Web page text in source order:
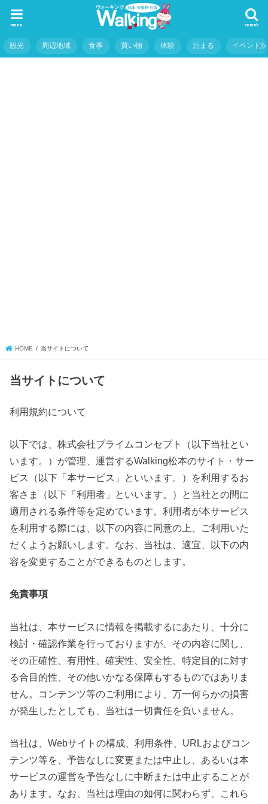
search
menu
観光 周辺地域 食事 買い物 体験 泊まる イベント
HOME 当サイトについて
当サイトについて
利用規約について
以下では、株式会社プライムコンセプト（以下当社とい
います。）が管理、運営するWalking松本のサイト・サー
ビス（以下「本サービス」といいます。）を利用するお
客さま（以下「利用者」といいます。）と当社との間に
適用される条件等を定めています。利用者が本サービス
を利用する際には、以下の内容に同意の上、ご利用いた
だくようお願いします。なお、当社は、適宜、以下の内
容を変更することができるものとします。
免責事項
当社は、本サービスに情報を掲載するにあたり、十分に
検討・確認作業を行っておりますが、その内容に関し、
その正確性、有用性、確実性、安全性、特定目的に対す
る合目的性、その他いかなる保障もするものではありま
せん。コンテンツ等のご利用により、万一何らかの損害
が発生したとしても、当社は一切責任を負いません。
当社は、Webサイトの構成、利用条件、URLおよびコン
テンツ等を、予告なしに変更または中止し、あるいは本
サービスの運営を予告なしに中断または中止することが
あります。なお、当社は理由の如何に関わらず、これら